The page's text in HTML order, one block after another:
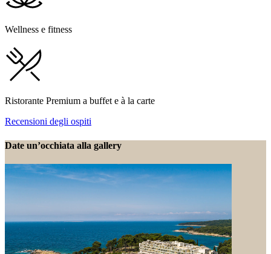
Wellness e fitness
Ristorante Premium a buffet e à la carte
Recensioni degli ospiti
Date un’occhiata alla gallery